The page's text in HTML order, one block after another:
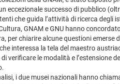
eccezionale successo di pubblico
che guida l’attività di ricerca degli
GNAM e GNU hanno
per chiarire alcune questioni emerse
interessa la tela del maestro
verificare le modalità e l’estensione
i due musei nazionali hanno